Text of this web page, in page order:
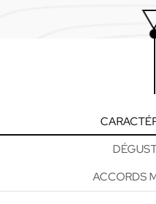
ACCORDS